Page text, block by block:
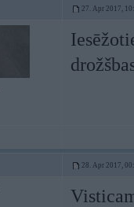
27. Apr 2017,
28. Apr 2017,